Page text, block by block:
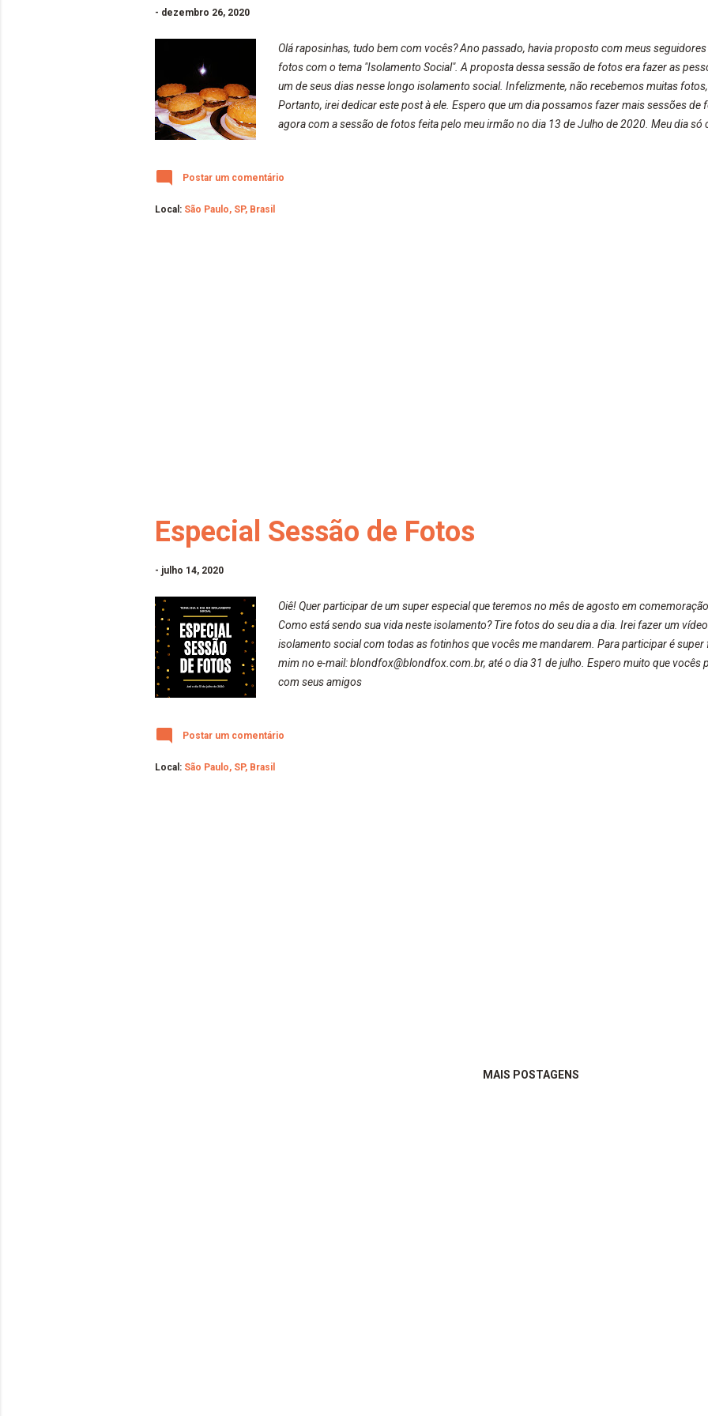
- dezembro 26, 2020
Olá raposinhas, tudo bem com vocês? Ano passado, havia proposto com meus
fotos com o tema "Isolamento Social". A proposta dessa sessão de fotos era fazer as
um de seus dias nesse longo isolamento social. Infelizmente, não recebemos muitas
Portanto, irei dedicar este post à ele. Espero que um dia possamos fazer mais sessões
agora com a sessão de fotos feita pelo meu irmão no dia 13 de Julho de 2020. Meu dia só
lição do Kumon. Atualmente, faço matemática e português... ...
Postar um comentário
Local: São Paulo, SP, Brasil
Especial Sessão de Fotos
- julho 14, 2020
Oiê! Quer participar de um super especial que teremos no mês de agosto em
Como está sendo sua vida neste isolamento? Tire fotos do seu dia a dia. Irei fazer um
isolamento social com todas as fotinhos que vocês me mandarem. Para participar é
mim no e-mail: blondfox@blondfox.com.br, até o dia 31 de julho. Espero muito que vocês
com seus amigos
Postar um comentário
Local: São Paulo, SP, Brasil
MAIS POSTAGENS